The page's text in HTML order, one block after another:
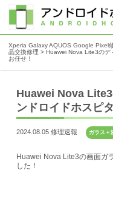
Xperia Galaxy AQUOS Google Pixel
晶交換修理 > Huawei Nova Lite3のデ
お任せ！
Huawei Nova
ンドロイドホスピ
2024.08.05 修理速報 ガラス＋
Huawei Nova Lite3の画面ガ
した！